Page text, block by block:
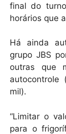
final do
horários que
Há ainda
grupo JBS
outras que
mil).
“Limitar o
para o